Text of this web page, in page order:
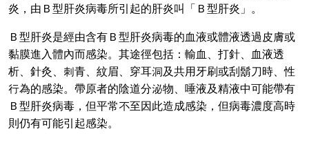
炎，由Ｂ型肝炎病毒所引起的肝炎叫「Ｂ型肝炎」。
Ｂ型肝炎是經由含有Ｂ型肝炎病毒的血液或體液透過皮膚或
黏膜進入體內而感染。其途徑包括：輸血、打針、血液透
析、針灸、刺青、紋眉、穿耳洞及共用牙刷或刮鬍刀時、性
行為的感染。帶原者的陰道分泌物、唾液及精液中可能帶有
Ｂ型肝炎病毒，但平常不至因此造成感染，但病毒濃度高時
則仍有可能引起感染。